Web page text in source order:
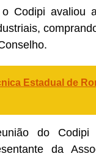
Codipi avaliou
Estadual de
do
da